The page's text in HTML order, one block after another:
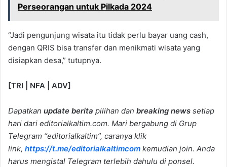
Perseorangan untuk Pilkada 2024
“Jadi pengunjung wisata itu tidak perlu bayar uang cash,
dengan QRIS bisa transfer dan menikmati wisata yang
disiapkan desa,” tutupnya.
[TRI | NFA | ADV]
Dapatkan update berita pilihan dan breaking news setiap
hari dari editorialkaltim.com. Mari bergabung di Grup
Telegram “editorialkaltim”, caranya klik
link, https://t.me/editorialkaltimcom kemudian join. Anda
harus mengistal Telegram terlebih dahulu di ponsel.